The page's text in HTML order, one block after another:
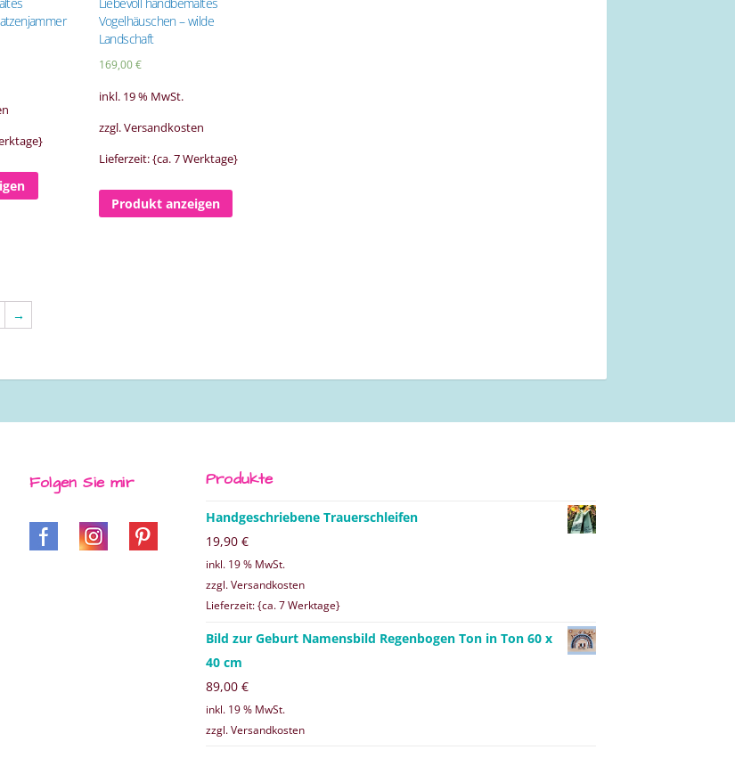
Vogelhäuschen – wilde
Landschaft
169,00€
inkl. 19 % MwSt.
zzgl. Versandkosten
Lieferzeit: {ca. 7 Werktage}
Produkt anzeigen
→
Folgen Sie mir Produkte
Handgeschriebene Trauerschleifen
19,90 €
inkl. 19 % MwSt.
zzgl. Versandkosten
Lieferzeit: {ca. 7 Werktage}
Bild zur Geburt Namensbild Regenbogen Ton in Ton 60 x
40 cm
89,00 €
inkl. 19 % MwSt.
zzgl. Versandkosten